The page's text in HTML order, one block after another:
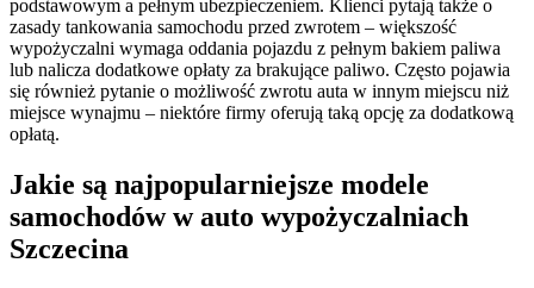
podstawowym a pełnym ubezpieczeniem. Klienci pytają także o
zasady tankowania samochodu przed zwrotem – większość
wypożyczalni wymaga oddania pojazdu z pełnym bakiem paliwa
lub nalicza dodatkowe opłaty za brakujące paliwo. Często pojawia
się również pytanie o możliwość zwrotu auta w innym miejscu niż
miejsce wynajmu – niektóre firmy oferują taką opcję za dodatkową
opłatą.
Jakie są najpopularniejsze modele
samochodów w auto wypożyczalniach
Szczecina